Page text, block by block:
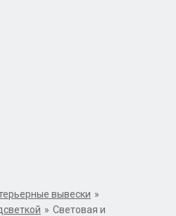
вывески »
» Световая и